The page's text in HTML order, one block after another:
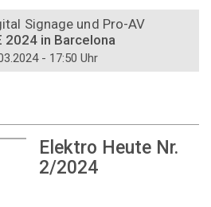
Signage und Pro-AV
2024 in Barcelona
- 17:50 Uhr
Elektro Heute Nr.
2/2024